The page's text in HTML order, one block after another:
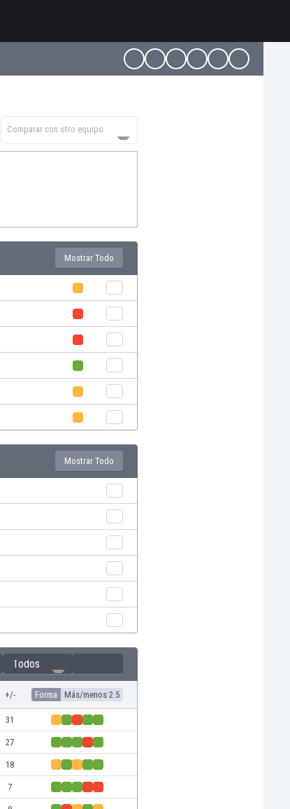
Comparar con otro equipo
Mostrar Todo
Mostrar Todo
Todos
+/- Forma Más/menos 2.5
31
27
18
7